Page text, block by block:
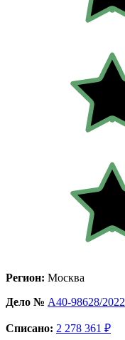
Регион: Москва
Дело № А40-98628/2022
Списано: 2 278 361 ₽